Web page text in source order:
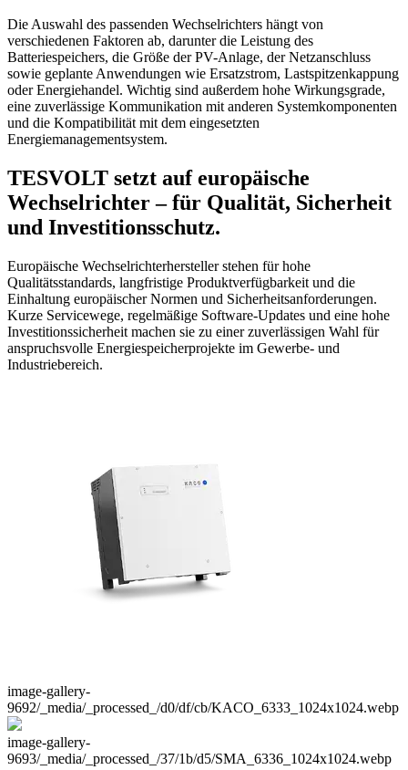
Die Auswahl des passenden Wechselrichters hängt von
verschiedenen Faktoren ab, darunter die Leistung des
Batteriespeichers, die Größe der PV-Anlage, der Netzanschluss
sowie geplante Anwendungen wie Ersatzstrom, Lastspitzenkappung
oder Energiehandel. Wichtig sind außerdem hohe Wirkungsgrade,
eine zuverlässige Kommunikation mit anderen Systemkomponenten
und die Kompatibilität mit dem eingesetzten
Energiemanagementsystem.
TESVOLT setzt auf europäische
Wechselrichter – für Qualität, Sicherheit
und Investitionsschutz.
Europäische Wechselrichterhersteller stehen für hohe
Qualitätsstandards, langfristige Produktverfügbarkeit und die
Einhaltung europäischer Normen und Sicherheitsanforderungen.
Kurze Servicewege, regelmäßige Software-Updates und eine hohe
Investitionssicherheit machen sie zu einer zuverlässigen Wahl für
anspruchsvolle Energiespeicherprojekte im Gewerbe- und
Industriebereich.
image-gallery-
9692/_media/_processed_/d0/df/cb/KACO_6333_1024x1024.webp
image-gallery-
9693/_media/_processed_/37/1b/d5/SMA_6336_1024x1024.webp